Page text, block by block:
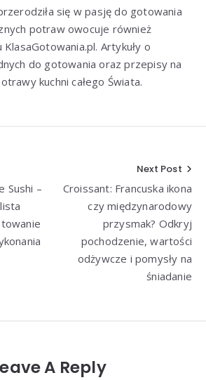
się w pasję do gotowania
potraw owocuje również
KlasaGotowania.pl. Artykuły o
do gotowania oraz przepisy na
kuchni całego Świata.
Sushi –
Next Post
Croissant: Francuska ikona
czy międzynarodowy
przysmak? Odkryj
pochodzenie, wartości
odżywcze i pomysły na
śniadanie
A Reply